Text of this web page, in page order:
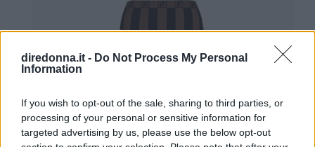
diredonna.it - Do Not Process My Personal
Information
If you wish to opt-out of the sale, sharing to third parties, or
processing of your personal or sensitive information for
targeted advertising by us, please use the below opt-out
DiFendiil costume da bagno con slip a vita